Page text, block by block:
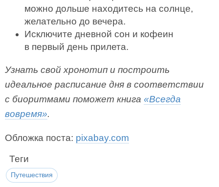
можно дольше находитесь на солнце,
желательно до вечера.
Исключите дневной сон и кофеин
в первый день прилета.
Узнать свой хронотип и построить
идеальное расписание дня в соответствии
с биоритмами поможет книга «Всегда
вовремя».
Обложка поста: pixabay.com
Теги
Путешествия